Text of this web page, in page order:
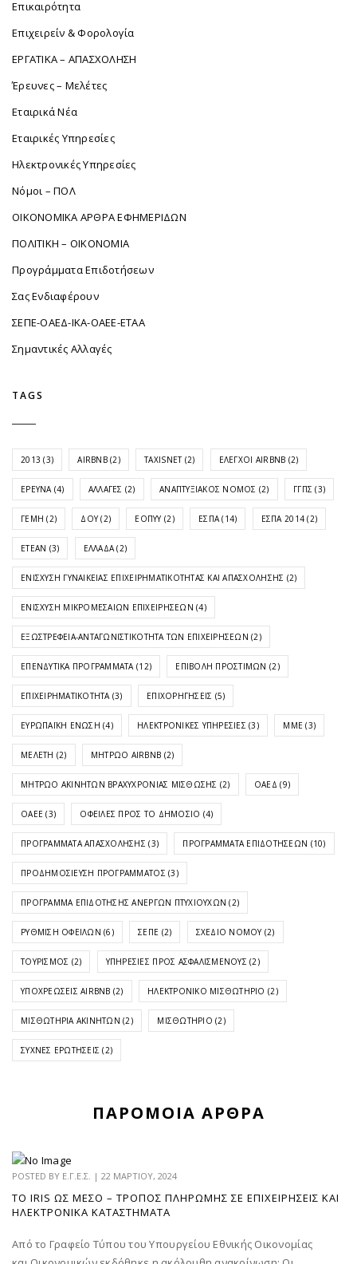
Επικαιρότητα
Επιχειρείν & Φορολογία
ΕΡΓΑΤΙΚΑ – ΑΠΑΣΧΟΛΗΣΗ
Έρευνες – Μελέτες
Εταιρικά Νέα
Εταιρικές Υπηρεσίες
Ηλεκτρονικές Υπηρεσίες
Νόμοι – ΠΟΛ
ΟΙΚΟΝΟΜΙΚΑ ΑΡΘΡΑ ΕΦΗΜΕΡΙΔΩΝ
ΠΟΛΙΤΙΚΗ – ΟΙΚΟΝΟΜΙΑ
Προγράμματα Επιδοτήσεων
Σας Ενδιαφέρουν
ΣΕΠΕ-ΟΑΕΔ-ΙΚΑ-ΟΑΕΕ-ΕΤΑΑ
Σημαντικές Αλλαγές
TAGS
2013 (3) AIRBNB(2) TAXISNET(2) ΈΛΕΓΧΟΙ AIRBNB (2)
ΈΡΕΥΝΑ (4) ΑΛΛΑΓΈΣ (2) ΑΝΑΠΤΥΞΙΑΚΌΣ ΝΌΜΟΣ (2) ΓΓΠΣ (3)
ΓΕΜΗ (2) ΔΟΥ (2) ΕΟΠΥΥ (2) ΕΣΠΑ (14) ΕΣΠΑ 2014 (2)
ΕΤΕΑΝ (3) ΕΛΛΆΔΑ (2)
ΕΝΊΣΧΥΣΗ ΓΥΝΑΙΚΕΊΑΣ ΕΠΙΧΕΙΡΗΜΑΤΙΚΌΤΗΤΑΣ ΚΑΙ ΑΠΑΣΧΌΛΗΣΗΣ (2)
ΕΝΊΣΧΥΣΗ ΜΙΚΡΟΜΕΣΑΊΩΝ ΕΠΙΧΕΙΡΉΣΕΩΝ (4)
ΕΞΩΣΤΡΈΦΕΙΑ-ΑΝΤΑΓΩΝΙΣΤΙΚΌΤΗΤΑ ΤΩΝ ΕΠΙΧΕΙΡΉΣΕΩΝ (2)
ΕΠΕΝΔΥΤΙΚΆ ΠΡΟΓΡΆΜΜΑΤΑ (12) ΕΠΙΒΟΛΉ ΠΡΟΣΤΊΜΩΝ (2)
ΕΠΙΧΕΙΡΗΜΑΤΙΚΌΤΗΤΑ (3) ΕΠΙΧΟΡΗΓΉΣΕΙΣ (5)
ΕΥΡΩΠΑΪΚΉ ΈΝΩΣΗ (4) ΗΛΕΚΤΡΟΝΙΚΈΣ ΥΠΗΡΕΣΊΕΣ (3) ΜΜΕ (3)
ΜΕΛΈΤΗ (2) ΜΗΤΡΏΟ AIRBNB (2)
ΜΗΤΡΏΟ ΑΚΙΝΉΤΩΝ ΒΡΑΧΥΧΡΌΝΙΑΣ ΜΊΣΘΩΣΗΣ (2) ΟΑΕΔ (9)
ΟΑΕΕ (3) ΟΦΕΙΛΈΣ ΠΡΟΣ ΤΟ ΔΗΜΌΣΙΟ (4)
ΠΡΟΓΡΆΜΜΑΤΑ ΑΠΑΣΧΌΛΗΣΗΣ (3) ΠΡΟΓΡΆΜΜΑΤΑ ΕΠΙΔΟΤΉΣΕΩΝ (10)
ΠΡΟΔΗΜΟΣΊΕΥΣΗ ΠΡΟΓΡΆΜΜΑΤΟΣ (3)
ΠΡΌΓΡΑΜΜΑ ΕΠΙΔΌΤΗΣΗΣ ΑΝΈΡΓΩΝ ΠΤΥΧΙΟΎΧΩΝ (2)
ΡΎΘΜΙΣΗ ΟΦΕΙΛΏΝ (6) ΣΕΠΕ (2) ΣΧΈΔΙΟ ΝΌΜΟΥ (2)
ΤΟΥΡΙΣΜΌΣ (2) ΥΠΗΡΕΣΊΕΣ ΠΡΟΣ ΑΣΦΑΛΙΣΜΈΝΟΥΣ (2)
ΥΠΟΧΡΕΏΣΕΙΣ AIRBNB (2) ΗΛΕΚΤΡΟΝΙΚΌ ΜΙΣΘΩΤΉΡΙΟ (2)
ΜΙΣΘΩΤΉΡΙΑ ΑΚΙΝΉΤΩΝ (2) ΜΙΣΘΩΤΉΡΙΟ (2)
ΣΥΧΝΈΣ ΕΡΩΤΉΣΕΙΣ (2)
ΠΑΡΌΜΟΙΑ ΆΡΘΡΑ
POSTED BY Ε.Γ.Ε.Σ. | 22 ΜΑΡΤΊΟΥ, 2024
ΤΟ IRIS ΩΣ ΜΈΣΟ – ΤΡΌΠΟΣ ΠΛΗΡΩΜΉΣ ΣΕ ΕΠΙΧΕΙΡΉΣΕΙΣ ΚΑΙ
ΗΛΕΚΤΡΟΝΙΚΆ ΚΑΤΑΣΤΉΜΑΤΑ
Από το Γραφείο Τύπου του Υπουργείου Εθνικής Οικονομίας